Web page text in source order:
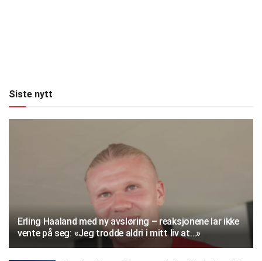
Siste nytt
Erling Haaland med ny avsløring – reaksjonene lar ikke
vente på seg: «Jeg trodde aldri i mitt liv at…»